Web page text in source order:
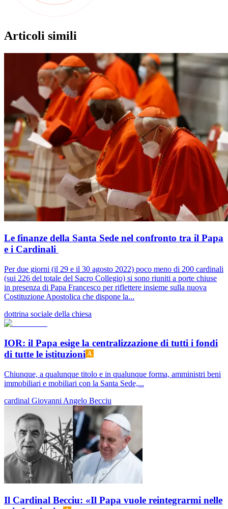
Articoli simili
Le finanze della Santa Sede nel confronto tra il Papa
e i Cardinali
Per due giorni (il 29 e il 30 agosto 2022) poco meno di 200 cardinali
(sui 226 del totale del Sacro Collegio) si sono riuniti a porte chiuse
in presenza di Papa Francesco per riflettere insieme sulla nuova
Costituzione Apostolica che dispone la...
dottrina sociale della chiesa
IOR: il Papa esige la centralizzazione di tutti i fondi
di tutte le istituzioni
Chiunque, a qualunque titolo e in qualunque forma, amministri beni
immobiliari e mobiliari con la Santa Sede,...
cardinal Giovanni Angelo Becciu
Il Cardinal Becciu: «Il Papa vuole reintegrarmi nelle